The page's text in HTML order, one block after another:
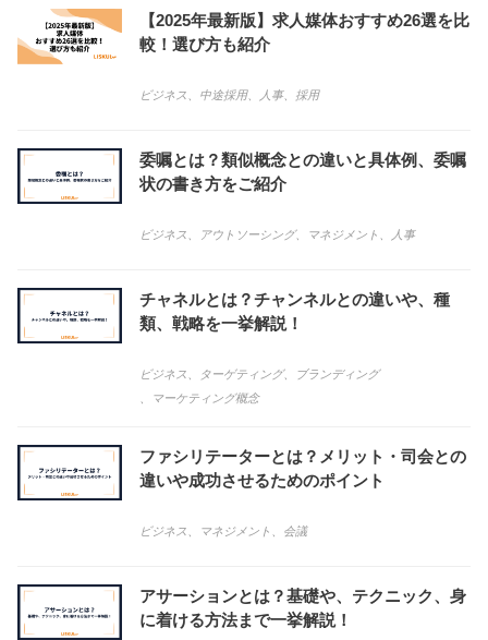
【2025年最新版】求人媒体おすすめ26選を比
較！選び方も紹介
ビジネス 中途採用、 人事、 採用
委嘱とは？類似概念との違いと具体例、委嘱
状の書き方をご紹介
ビジネス アウトソーシング、 マネジメント 人事
チャネルとは？チャンネルとの違いや、種
類、戦略を一挙解説！
ビジネス ターゲティング、
ブランディング
マーケティング概念
ファシリテーターとは？メリット・司会との
違いや成功させるためのポイント
ビジネス マネジメント 会議
アサーションとは？基礎や、テクニック、身
に着ける方法まで一挙解説！